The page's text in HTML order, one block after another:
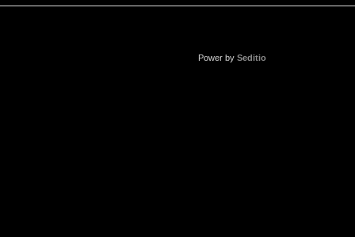
Power by Seditio